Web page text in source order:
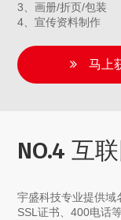
3、画册/折页/包装
4、宣传资料制作
马上
NO.4 互
宇盛科技专业提供域
SSL证书、400电话